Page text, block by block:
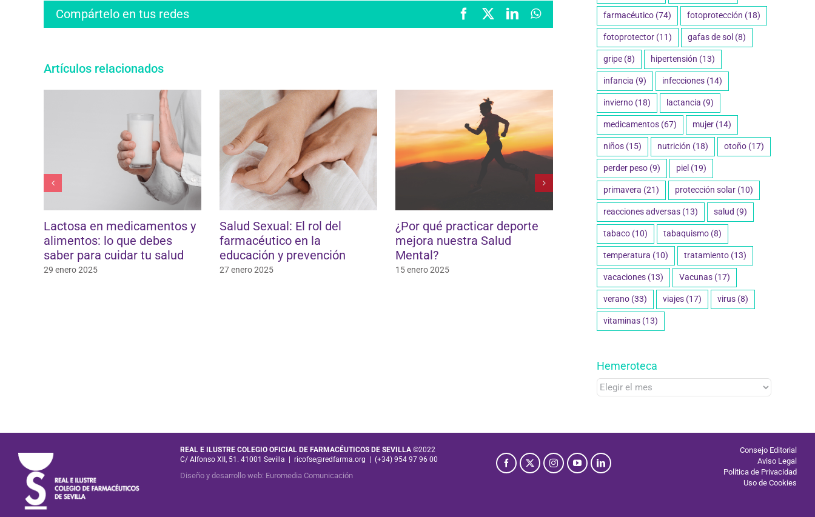
Compártelo en tus redes FacebookLinkedInWhatsApp
Artículos relacionados
Lactosa en medicamentos y
alimentos: lo que debes
saber para cuidar tu salud
29 enero 2025
Salud Sexual: El rol del
farmacéutico en la
educación y prevención
27 enero 2025
¿Por qué practicar deporte
mejora nuestra Salud
Mental?
15 enero 2025
farmacéutico (74) fotoprotección (18)
fotoprotector (11) gafas de sol (8)
gripe (8) hipertensión (13)
infancia (9) infecciones (14)
invierno (18) lactancia (9)
medicamentos (67) mujer (14)
niños (15) nutrición (18) otoño (17)
perder peso (9) piel (19)
primavera (21) protección solar (10)
reacciones adversas (13) salud (9)
tabaco (10) tabaquismo (8)
temperatura (10) tratamiento (13)
vacaciones (13) Vacunas (17)
verano (33) viajes (17) virus (8)
vitaminas (13)
Hemeroteca
Hemeroteca
REAL E ILUSTRE COLEGIO OFICIAL DE FARMACÉUTICOS DE SEVILLA ©2022
C/ Alfonso XII, 51. 41001 Sevilla |ricofse@redfarma.org |(+34) 954 97 96 00
Diseño y desarrollo web: Euromedia Comunicación
Consejo Editorial
Aviso Legal
Política de Privacidad
Uso de Cookies